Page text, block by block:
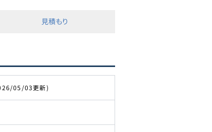
見積もり
05/03更新)